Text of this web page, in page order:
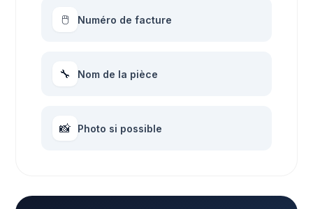
🖱 Numéro de facture
🔧 Nom de la pièce
📸 Photo si possible